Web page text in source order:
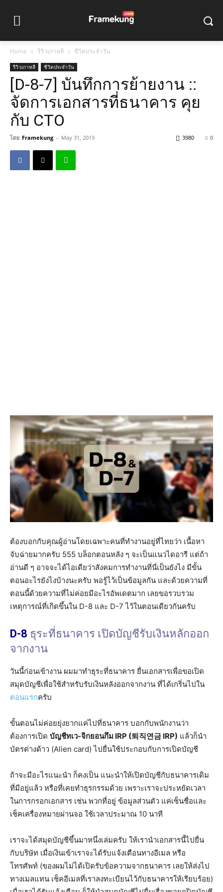
Home รีวิวเกาหลี ชีวิตประจำวัน
รีวิวเกาหลี ชีวิตประจำวัน
[D-8-7] บันทึกการย้ายงาน ::
จัดการเอกสารที่ธนาคาร คุย
กับ CTO
โดย Framekung - May 31, 2019 0
3980
ต้องบอกกับคุณผู้อ่านโดยเฉพาะคนที่ทำงานอยู่ที่ไทยว่า เนื้อหา
จับฉ่ายมากครับ 555 บล็อกตอนหลัง ๆ จะเป็นแนวไดอารี แต่ถ้า
อ่านดี ๆ อาจจะได้ไอเดียว่าสังคมการทำงานที่นี่เป็นยังไง มีขั้น
ตอนอะไรยังไงบ้างนะครับ พอรู้ไว้เป็นข้อมูลกัน ​และด้วยความที่
ตอนนี้ด้วยความที่ไม่ค่อยมีอะไรอัพเดตมาก เลยขอรวบรวม
เหตุการณ์ที่เกิดขึ้นใน D-8 และ D-7 ไว้ในตอนเดียวกันครับ
D-8 ธุระที่ธนาคาร เปิดบัญชีรับเงินหลักออก
จากงาน
วันนี้ก่อนเข้างาน ผมมาทำธุระที่ธนาคาร ยื่นเอกสารเพื่อขอเปิด
สมุดบัญชีเพื่อใช้สำหรับรับเงินหลังออกจากงาน ที่ได้เกริ่นไปใน
ตอนแรกครับ
ขั้นตอนไม่ค่อยยุ่งยากแค่ไปที่ธนาคาร บอกกับพนักงานว่า
ต้องการเปิด บัญชีทเว-จิกยอนกึม IRP (퇴직연금 IRP) แล้วก็นำ
บัตรต่างด้าว (Alien card) ไปยื่นใช้ประกอบกับการเปิดบัญชี
ถ้าจะมีอะไรแนะนำ ก็คงเป็น แนะนำให้เปิดบัญชีกับธนาคารเดิม
ที่มีอยู่แล้ว หรือที่เคยทำธุรกรรมด้วย เพราะเราจะประหยัดเวลา
ในการกรอกเอกสาร เช่น พวกที่อยู่ ข้อมูลส่วนตัว แค่เซ็นชื่อและ
เช็คเครื่องหมายผ่านจอ ใช้เวลาประมาณ 10 นาที
เราจะได้สมุดบัญชีขึ้นมาหนึ่งเล่มครับ ให้เรานำเอกสารนี้ไปยื่น
กับบริษัท เมื่อเงินเข้าเราจะได้รับแจ้งเตือนทางอีเมล หรือ
โทรศัพท์ (ของผมไม่ได้เปิดรับข้อความจากธนาคาร เลยให้ส่งไป
ทางเมลแทน เช็คอีเมลที่เราลงทะเบียนไว้กับธนาคารให้เรียบร้อย)